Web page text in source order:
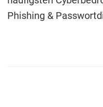
Phishing &